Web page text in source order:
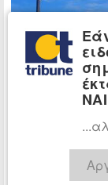
Κυβερνητικού
του Κυβερνητικού
ΝΑΙ